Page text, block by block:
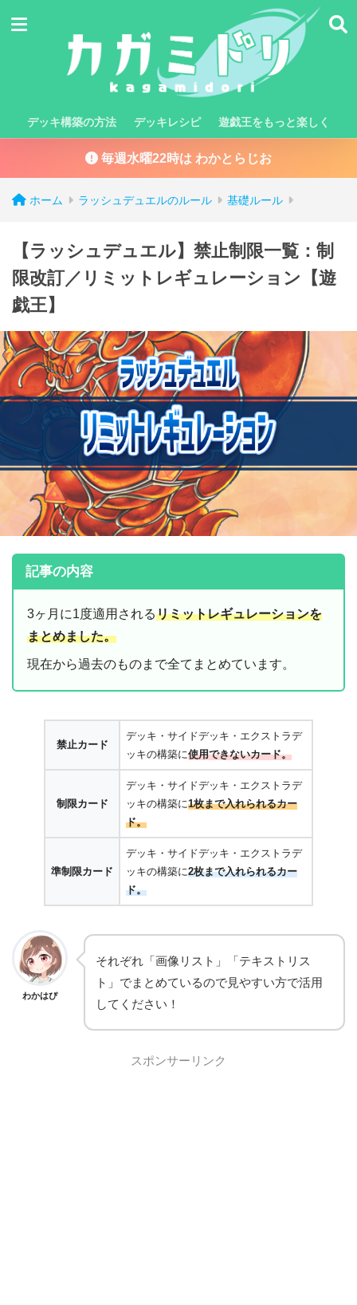
デッキ構築の方法 デッキレシピ 遊戯王をもっと楽しく
毎週水曜22時は わかとらじお
ホーム ラッシュデュエルのルール 基礎ルール
【ラッシュデュエル】禁止制限一覧：制
限改訂／リミットレギュレーション【遊
戯王】
記事の内容
3ヶ月に1度適用されるリミットレギュレーションを
まとめました。
現在から過去のものまで全てまとめています。
禁止カード
デッキ・サイドデッキ・エクストラデ
ッキの構築に使用できないカード。
制限カード
デッキ・サイドデッキ・エクストラデ
ッキの構築に1枚まで入れられるカー
ド。
準制限カード
デッキ・サイドデッキ・エクストラデ
ッキの構築に2枚まで入れられるカー
ド。
わかはぴ
それぞれ「画像リスト」「テキストリス
ト」でまとめているので見やすい方で活用
してください！
スポンサーリンク